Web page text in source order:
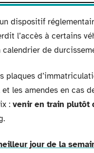
dispositif
l’accès à certains
de
plaques
les amendes en cas
: venir en train plutôt
jour de la